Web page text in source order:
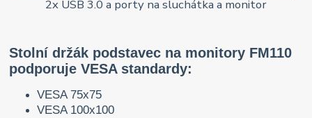
Stolní držák podstavec na monitory FM110
podporuje VESA standardy:
VESA 75x75
VESA 100x100